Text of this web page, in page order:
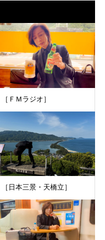
［ＦＭラジオ］
［日本三景・天橋立］